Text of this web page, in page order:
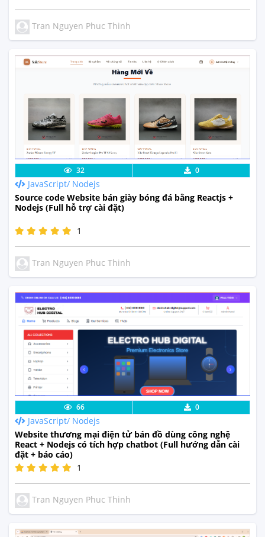
Tran Nguyen Phuc Thinh
Lưu code Xem Thực Tế
32 0
JavaScript/ Nodejs
Source code Website bán giày bóng đá bằng Reactjs +
Nodejs (Full hỗ trợ cài đặt)
1
Tran Nguyen Phuc Thinh
Lưu code Xem Thực Tế
66 0
JavaScript/ Nodejs
Website thương mại điện tử bán đồ dùng công nghệ
React + Nodejs có tích hợp chatbot (Full hướng dẫn cài
đặt + báo cáo)
1
Tran Nguyen Phuc Thinh